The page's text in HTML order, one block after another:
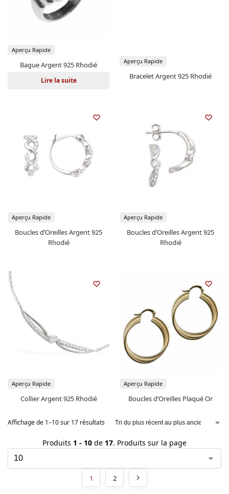
Bague Argent 925 Rhodié
Lire la suite
Aperçu Rapide
Bracelet Argent 925 Rhodié
Aperçu Rapide
Boucles d’Oreilles Argent 925
Rhodié
Aperçu Rapide
Boucles d’Oreilles Argent 925
Rhodié
Aperçu Rapide
Collier Argent 925 Rhodié
Aperçu Rapide
Boucles d’Oreilles Plaqué Or
Aperçu Rapide
Affichage de 1–10 sur 17 résultats
Produits 1 - 10 de 17. Produits sur la page
1 2